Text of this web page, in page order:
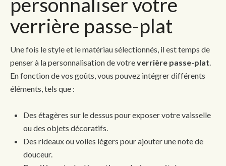
verrière passe-plat
Une fois le style et le matériau sélectionnés, il est temps de
penser à la personnalisation de votreverrière passe-plat
En fonction de vos goûts, vous pouvez intégrer différents
éléments, tels que :
Des étagères sur le dessus pour exposer votre vaisselle
ou des objets décoratifs.
Des rideaux ou voiles légers pour ajouter une note de
douceur.